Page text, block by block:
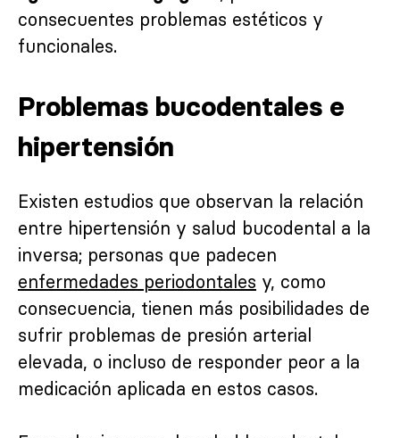
consecuentes problemas estéticos y
funcionales.
Problemas bucodentales e
hipertensión
Existen estudios que observan la relación
entre hipertensión y salud bucodental a la
inversa; personas que padecen
enfermedades periodontales y, como
consecuencia, tienen más posibilidades de
sufrir problemas de presión arterial
elevada, o incluso de responder peor a la
medicación aplicada en estos casos.